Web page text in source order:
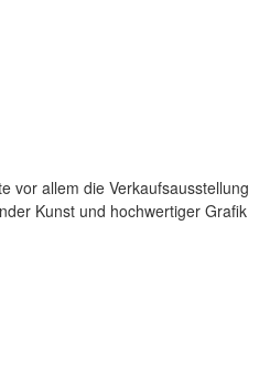
vor allem die Verkaufsausstellung
Kunst und hochwertiger Grafik